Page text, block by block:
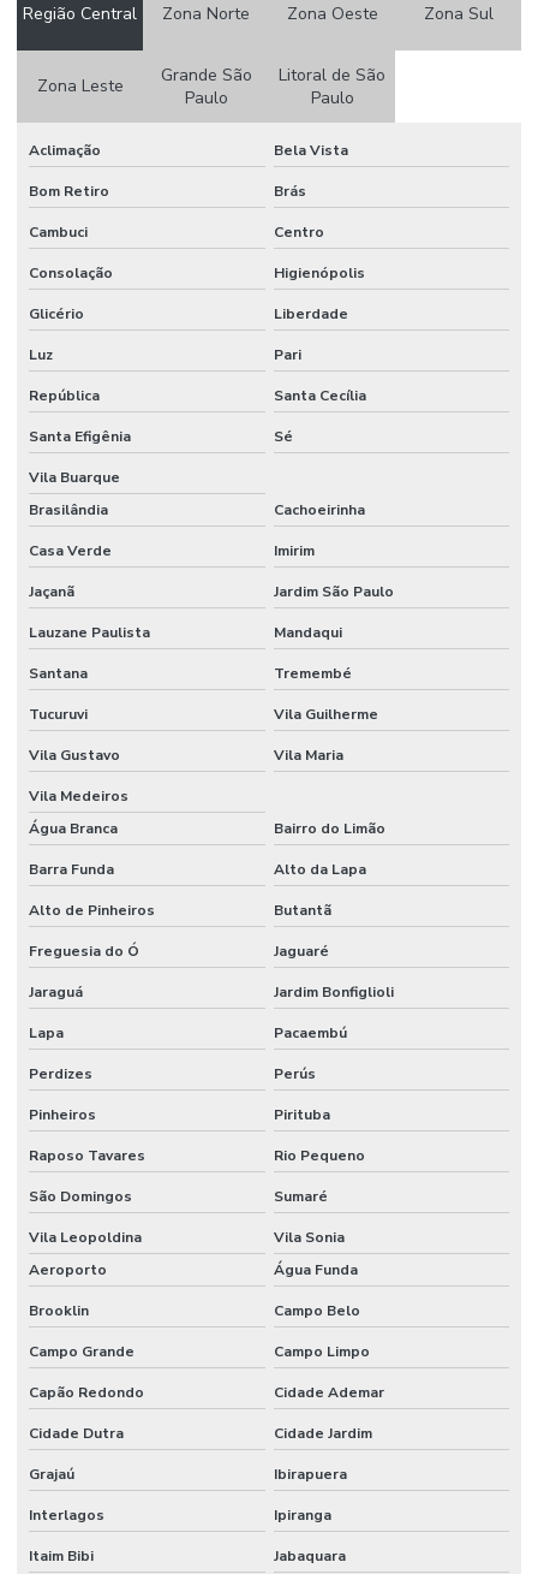
Controle de acesso biometrico para condominios
Controle de acesso biométrico para edifícios
Controle de acesso biométrico para empresas
Controle de acesso biométrico para portas
Controle de acesso biometrico preço
Controle de acesso para condominios
Controle de acesso para condominios preço
Controle de acesso digital
Controle de acesso de veiculos em condominios
Empresa cameras de vigilancia
Empresa de cftv
Empresa de controle de acesso biométrico
Empresa de controle de acesso com integração cftv
Empresa de instalação de câmeras de segurança
Empresa de monitoramento 24 horas
Empresa de monitoramento de alarmes
Empresa de projeto cftv
Empresa de segurança eletronica
Empresas de controle de acesso
Especialistas em cftv
Gerenciamento de visitantes com controle de acesso
Gravação em nuvem para cftv corporativo
Identificação facial para condominios
Instalação de camera ip
Instalação de câmeras de segurança preço
Instalação de controle de acesso biometrico
Instalação de postes com câmera e iluminação led
Manutenção camera ip
Manutenção de catracas de acesso
Manutenção controle de acesso
Poste com camera
Poste com câmera integrada para monitoramento urbano
Região Central Zona Norte Zona Oeste Zona Sul
Zona Leste
Grande São
Paulo
Litoral de São
Paulo
Aclimação Bela Vista
Bom Retiro Brás
Cambuci Centro
Consolação Higienópolis
Glicério Liberdade
Luz Pari
República Santa Cecília
Santa Efigênia Sé
Vila Buarque
Brasilândia
Cachoeirinha
Casa Verde Imirim
Jaçanã Jardim São Paulo
Lauzane Paulista Mandaqui
Santana Tremembé
Tucuruvi Vila Guilherme
Vila Gustavo Vila Maria
Vila Medeiros
Água Branca
Bairro do Limão
Barra Funda Alto da Lapa
Alto de Pinheiros Butantã
Freguesia do Ó Jaguaré
Jaraguá Jardim Bonfiglioli
Lapa Pacaembú
Perdizes Perús
Pinheiros Pirituba
Raposo Tavares Rio Pequeno
São Domingos Sumaré
Vila Leopoldina
Vila Sonia
Aeroporto
Água Funda
Brooklin Campo Belo
Campo Grande Campo Limpo
Capão Redondo Cidade Ademar
Cidade Dutra Cidade Jardim
Grajaú Ibirapuera
Interlagos Ipiranga
Itaim Bibi Jabaquara